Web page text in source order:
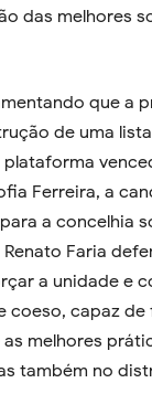
das melhores
que a
de uma
Ferreira, a
a concelhia
Faria
a unidade e
coeso, capaz de
melhores
também no